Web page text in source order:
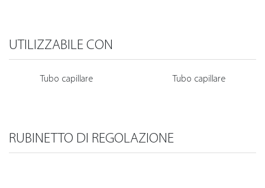
UTILIZZABILE CON
Tubo capillare Tubo capillare
RUBINETTO DI REGOLAZIONE